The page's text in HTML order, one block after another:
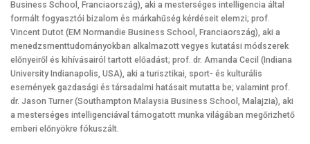
Business School, Franciaország), aki a mesterséges intelligencia által
formált fogyasztói bizalom és márkahűség kérdéseit elemzi; prof.
Vincent Dutot (EM Normandie Business School, Franciaország), aki a
menedzsmenttudományokban alkalmazott vegyes kutatási módszerek
előnyeiről és kihívásairól tartott előadást; prof. dr. Amanda Cecil (Indiana
University Indianapolis, USA), aki a turisztikai, sport- és kulturális
események gazdasági és társadalmi hatásait mutatta be; valamint prof.
dr. Jason Turner (Southampton Malaysia Business School, Malajzia), aki
a mesterséges intelligenciával támogatott munka világában megőrizhető
emberi előnyökre fókuszált.